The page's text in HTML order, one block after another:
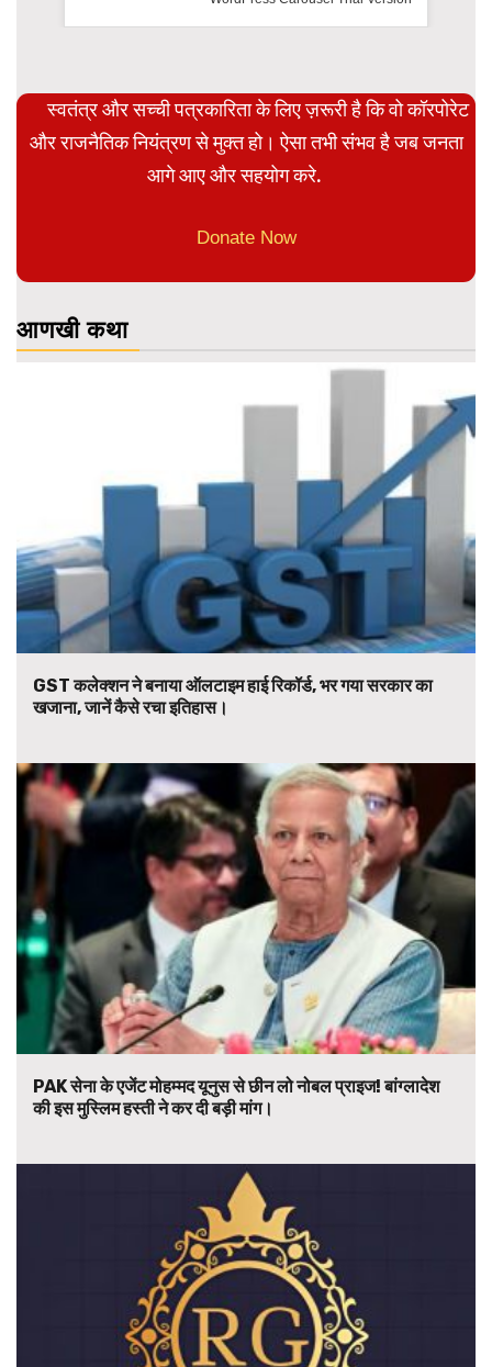
स्वतंत्र और सच्ची पत्रकारिता के लिए ज़रूरी है कि वो कॉरपोरेट
और राजनैतिक नियंत्रण से मुक्त हो। ऐसा तभी संभव है जब जनता
आगे आए और सहयोग करे.
Donate Now
आणखी कथा
GST कलेक्शन ने बनाया ऑलटाइम हाई रिकॉर्ड, भर गया सरकार का
खजाना, जानें कैसे रचा इतिहास।
PAK सेना के एजेंट मोहम्मद यूनुस से छीन लो नोबल प्राइज! बांग्लादेश
की इस मुस्लिम हस्ती ने कर दी बड़ी मांग।